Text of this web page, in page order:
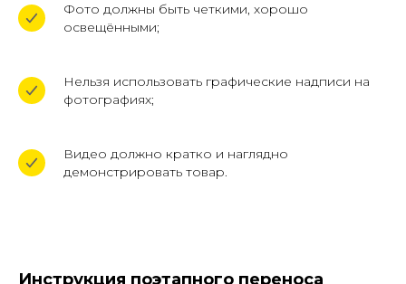
Фото должны быть четкими, хорошо
освещёнными;
Нельзя использовать графические надписи на
фотографиях;
Видео должно кратко и наглядно
демонстрировать товар.
Инструкция поэтапного переноса
© 2026 ООО "ВБ
КАРГО"
Подробные условия акции по телефону.
Акция ограничена.
+7 (961) 526-25-32